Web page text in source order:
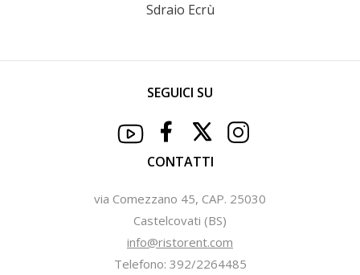
Sdraio Ecrù
SEGUICI SU
CONTATTI
via Comezzano 45, CAP. 25030
Castelcovati (BS)
info@ristorent.com
Telefono: 392/2264485